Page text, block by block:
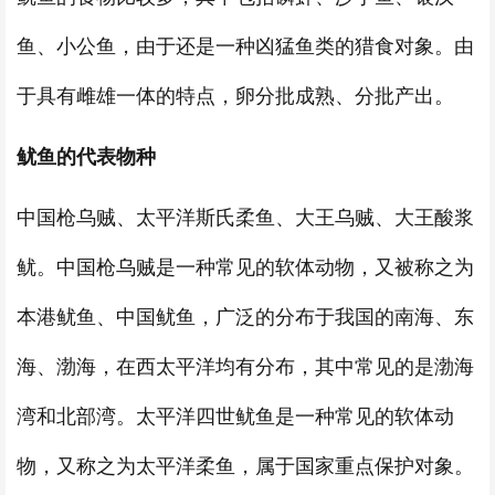
鱼、小公鱼，由于还是一种凶猛鱼类的猎食对象。由
于具有雌雄一体的特点，卵分批成熟、分批产出。
鱿鱼的代表物种
中国枪乌贼、太平洋斯氏柔鱼、大王乌贼、大王酸浆
鱿。中国枪乌贼是一种常见的软体动物，又被称之为
本港鱿鱼、中国鱿鱼，广泛的分布于我国的南海、东
海、渤海，在西太平洋均有分布，其中常见的是渤海
湾和北部湾。太平洋四世鱿鱼是一种常见的软体动
物，又称之为太平洋柔鱼，属于国家重点保护对象。